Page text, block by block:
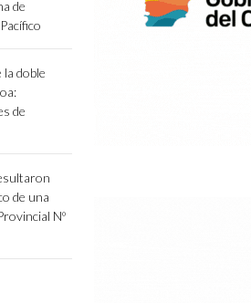
de
la doble
de
de una
Nº